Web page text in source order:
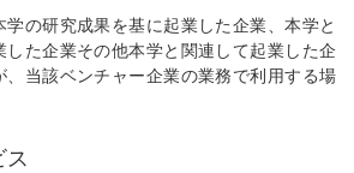
学の研究成果を基に起業した企業、本学と
た企業その他本学と関連して起業した企
、当該ベンチャー企業の業務で利用する場
ス